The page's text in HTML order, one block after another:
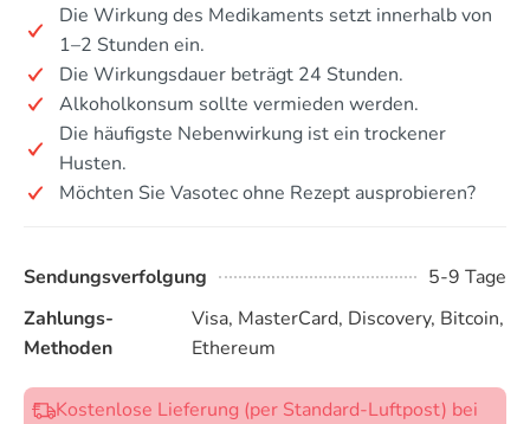
Die Wirkung des Medikaments setzt innerhalb von
1–2 Stunden ein.
Die Wirkungsdauer beträgt 24 Stunden.
Alkoholkonsum sollte vermieden werden.
Die häufigste Nebenwirkung ist ein trockener
Husten.
Möchten Sie Vasotec ohne Rezept ausprobieren?
Sendungsverfolgung
5-9 Tage
Zahlungs-
Methoden
Visa, MasterCard, Discovery, Bitcoin,
Ethereum
Kostenlose Lieferung (per Standard-Luftpost) bei